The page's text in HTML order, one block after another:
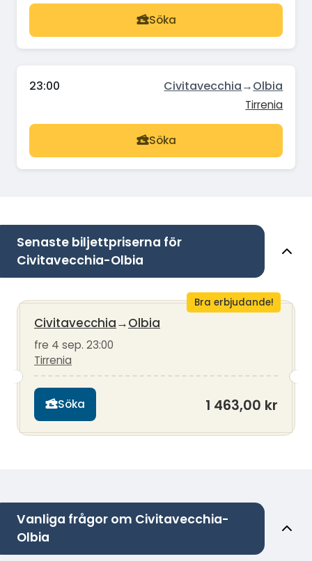
Söka
23:00 Civitavecchia→Olbia
Tirrenia
Söka
Senaste biljettpriserna för
Civitavecchia-Olbia
Bra erbjudande!
Civitavecchia→Olbia
fre 4 sep. 23:00
Tirrenia
Söka 1 463,00 kr
Vanliga frågor om Civitavecchia-
Olbia